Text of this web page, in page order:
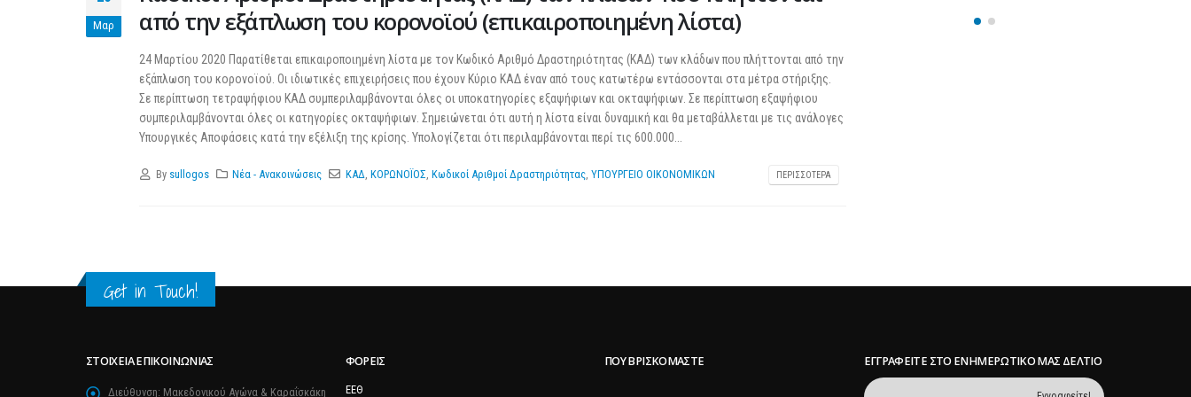
Μαρ
από την εξάπλωση του κορονοϊού (επικαιροποιημένη λίστα)
24 Μαρτίου 2020 Παρατίθεται επικαιροποιημένη λίστα με τον Κωδικό Αριθμό Δραστηριότητας (ΚΑΔ) των κλάδων που πλήττονται από την
εξάπλωση του κορονοϊού. Οι ιδιωτικές επιχειρήσεις που έχουν Κύριο ΚΑΔ έναν από τους κατωτέρω εντάσσονται στα μέτρα στήριξης.
Σε περίπτωση τετραψήφιου ΚΑΔ συμπεριλαμβάνονται όλες οι υποκατηγορίες εξαψήφιων και οκταψήφιων. Σε περίπτωση εξαψήφιου
συμπεριλαμβάνονται όλες οι κατηγορίες οκταψήφιων. Σημειώνεται ότι αυτή η λίστα είναι δυναμική και θα μεταβάλλεται με τις ανάλογες
Υπουργικές Αποφάσεις κατά την εξέλιξη της κρίσης. Υπολογίζεται ότι περιλαμβάνονται περί τις 600.000...
By sullogos Νέα - Ανακοινώσεις ΚΑΔ ΚΟΡΩΝΟΪΟΣ Κωδικοί Αριθμοί Δραστηριότητας, ΥΠΟΥΡΓΕΙΟ ΟΙΚΟΝΟΜΙΚΩΝ ΠΕΡΙΣΣΌΤΕΡΑ
25 Φεβρουαρίου 2026
Get in Touch!
ΣΤΟΙΧΕΊΑ ΕΠΙΚΟΙΝΩΝΊΑΣ
Διεύθυνση: Μακεδονικού Αγώνα & Καραΐσκάκη
ΦΟΡΕΊΣ
ΕΕΘ
ΠΟΥ ΒΡΙΣΚΌΜΑΣΤΕ ΕΓΓΡΑΦΕΊΤΕ ΣΤΟ ΕΝΗΜΕΡΩΤΙΚΌ ΜΑΣ ΔΕΛΤΊΟ